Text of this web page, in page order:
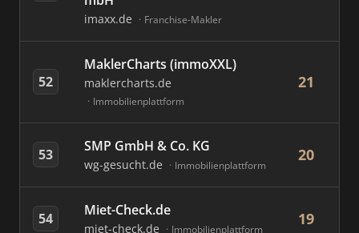
imaxx.de Franchise-Makler
52
MaklerCharts (immoXXL)
maklercharts.de
Immobilienplattform
21
53 SMP GmbH & Co. KG
wg-gesucht.de Immobilienplattform
20
54 Miet-Check.de
miet-check.de Immobilienplattform
19